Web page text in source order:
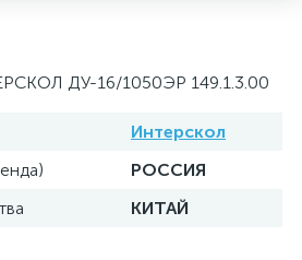
ДУ-16/1050ЭР 149.1.3.00
Интерскол
РОССИЯ
КИТАЙ